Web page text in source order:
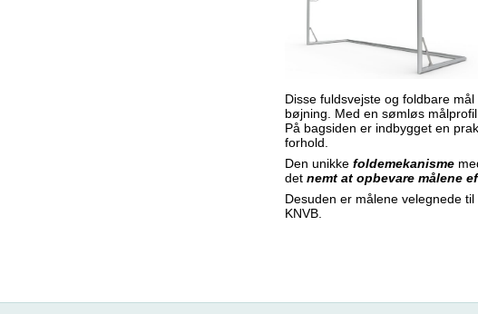
Disse fuldsvejste og foldbare
bøjning. Med en sømløs
På bagsiden er indbygget en
forhold.
Den unikkefoldemekanisme
detnemt at opbevare målene
Desuden er målene velegnede
KNVB.